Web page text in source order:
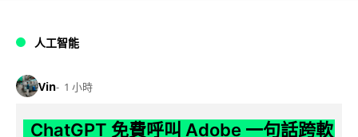
人工智能
Vin 1 小時
ChatGPT 免費呼叫 Adobe 一句話跨軟